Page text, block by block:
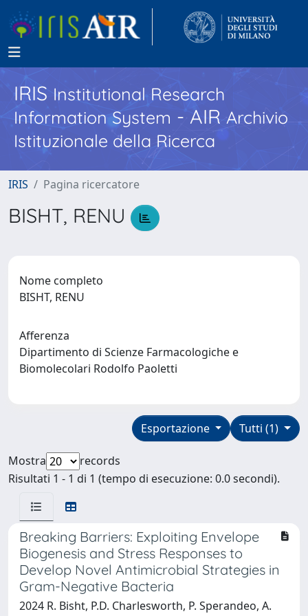
IRISInstitutional Research
Information System - AIR Archivio
Istituzionale della Ricerca
IRIS Pagina ricercatore
BISHT, RENU
Nome completo
BISHT, RENU
Afferenza
Dipartimento di Scienze Farmacologiche e
Biomolecolari Rodolfo Paoletti
Tutti (1)
Esportazione
Mostra
records
Risultati 1 - 1 di 1 (tempo di esecuzione: 0.0 secondi).
Breaking Barriers: Exploiting Envelope
Biogenesis and Stress Responses to
Develop Novel Antimicrobial Strategies in
Gram-Negative Bacteria
2024 R. Bisht, P.D. Charlesworth, P. Sperandeo, A.